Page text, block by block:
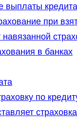
выплаты кредита
при
в банках
по